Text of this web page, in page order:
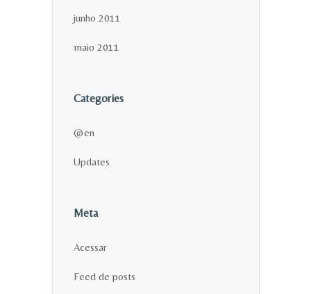
junho 2011
maio 2011
Categories
@en
Updates
Meta
Acessar
Feed de posts